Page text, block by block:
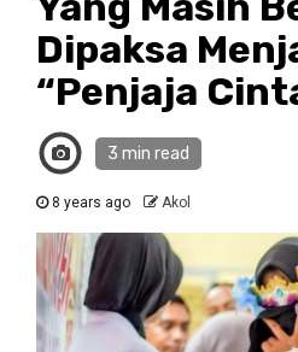
Dipaksa
“Penjaja
3 min read
8 years ago Akol